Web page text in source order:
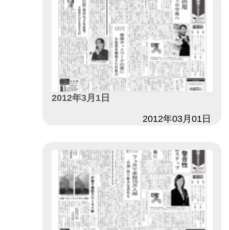
2012年3月1日
2012年03月01日